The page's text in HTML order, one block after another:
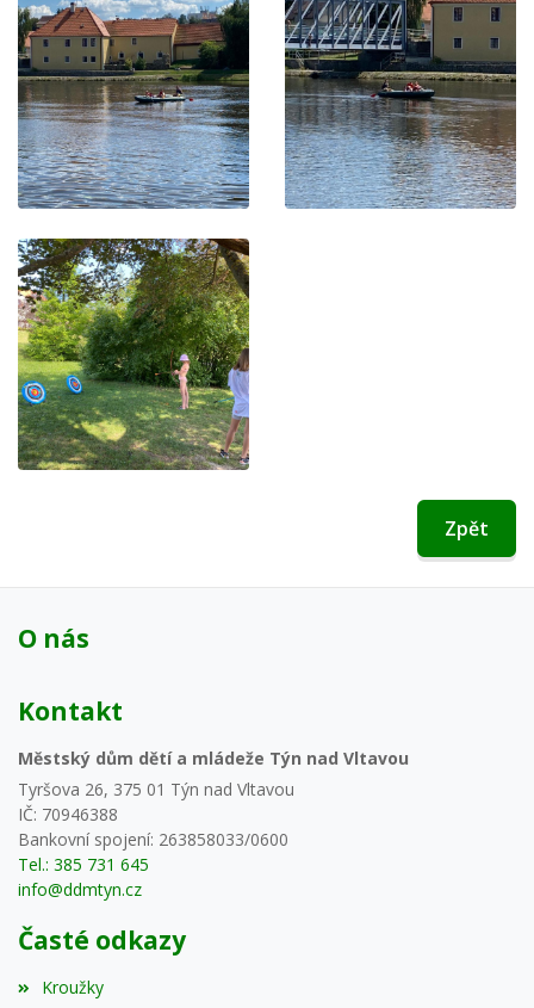
Zpět
O nás
Kontakt
Městský dům dětí a mládeže Týn nad Vltavou
Tyršova 26, 375 01 Týn nad Vltavou
IČ: 70946388
Bankovní spojení: 263858033/0600
Tel.: 385 731 645
info@ddmtyn.cz
Časté odkazy
Kroužky